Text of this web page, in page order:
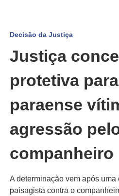
Decisão da Justiça
Justiça
protetiva
paraense
agressão
companheiro
A determinação vem após
paisagista contra o